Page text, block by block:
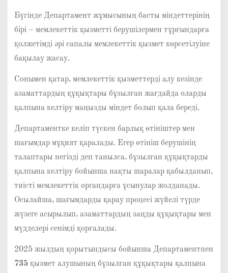
Бүгінде Департамент жұмысының басты міндеттерінің
бірі – мемлекеттік қызметті берушілермен тұрғындарға
қолжетімді әрі сапалы мемлекеттік қызмет көрсетілуіне
бақылау жасау.
Сонымен қатар, мемлекеттік қызметтерді алу кезінде
азаматтардың құқықтары бұзылған жағдайда оларды
қалпына келтіру маңызды міндет болып қала береді.
Департаментке келіп түскен барлық өтініштер мен
шағымдар мұқият қаралады. Егер өтініш берушінің
талаптары негізді деп танылса, бұзылған құқықтарды
қалпына келтіру бойынша нақты шаралар қабылданып,
тиісті мемлекеттік органдарға ұсынулар жолданады.
Осылайша, шағымдарды қарау процесі жүйелі түрде
жүзеге асырылып, азаматтардың заңды құқықтары мен
мүдделері сенімді қорғалады.
2025 жылдың қорытындысы бойынша Департаментпен
735қызмет алушының бұзылған құқықтары қалпына